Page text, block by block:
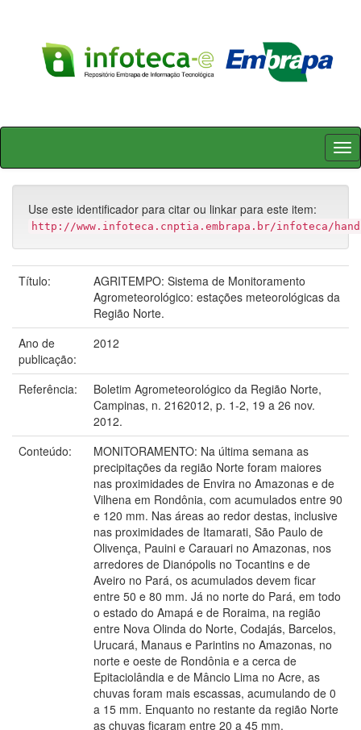
Skip
Use este identificador para citar ou linkar para este item:
http://www.infoteca.cnptia.embrapa.br/infoteca/
Título:
AGRITEMPO: Sistema de Monitoramento
Agrometeorológico: estações meteorológicas da
Região Norte.
Ano de
publicação:
2012
Referência:
Boletim Agrometeorológico da Região Norte,
Campinas, n. 2162012, p. 1-2, 19 a 26 nov.
2012.
Conteúdo:
MONITORAMENTO: Na última semana as
precipitações da região Norte foram maiores
nas proximidades de Envira no Amazonas e de
Vilhena em Rondônia, com acumulados entre 90
e 120 mm. Nas áreas ao redor destas, inclusive
nas proximidades de Itamarati, São Paulo de
Olivença, Pauini e Carauari no Amazonas, nos
arredores de Dianópolis no Tocantins e de
Aveiro no Pará, os acumulados devem ficar
entre 50 e 80 mm. Já no norte do Pará, em todo
o estado do Amapá e de Roraima, na região
entre Nova Olinda do Norte, Codajás, Barcelos,
Urucará, Manaus e Parintins no Amazonas, no
norte e oeste de Rondônia e a cerca de
Epitaciolândia e de Mâncio Lima no Acre, as
chuvas foram mais escassas, acumulando de 0
a 15 mm. Enquanto no restante da região Norte
as chuvas ficaram entre 20 a 45 mm.